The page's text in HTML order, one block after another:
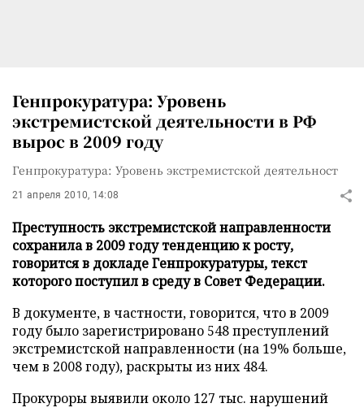
Генпрокуратура: Уровень
экстремистской деятельности в РФ
вырос в 2009 году
Генпрокуратура: Уровень экстремистской деятельност
21 апреля 2010, 14:08
Преступность экстремистской направленности
сохранила в 2009 году тенденцию к росту,
говорится в докладе Генпрокуратуры, текст
которого поступил в среду в Совет Федерации.
В документе, в частности, говорится, что в 2009
году было зарегистрировано 548 преступлений
экстремистской направленности (на 19% больше,
чем в 2008 году), раскрыты из них 484.
Прокуроры выявили около 127 тыс. нарушений